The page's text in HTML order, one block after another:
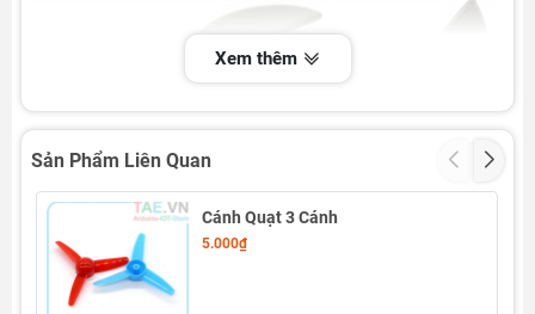
Xem thêm
Sản Phẩm Liên Quan
Cánh Quạt 3 Cánh
5.000₫